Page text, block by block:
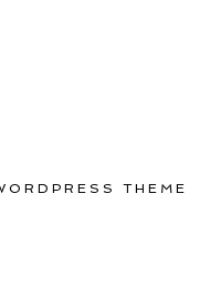
THEME